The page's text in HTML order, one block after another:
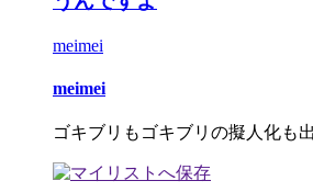
meimei
meimei
ゴキブリもゴキブリの擬人化も